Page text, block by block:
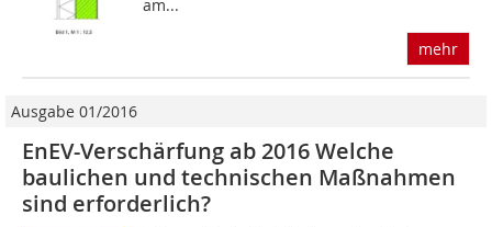
am...
mehr
Ausgabe 01/2016
EnEV-Verschärfung ab 2016 Welche
baulichen und technischen Maßnahmen
sind erforderlich?